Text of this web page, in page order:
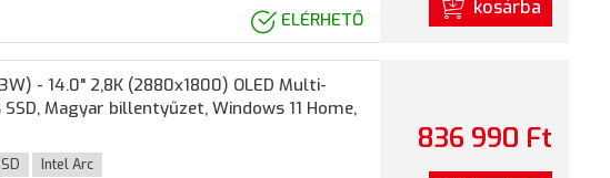
ELÉRHETŐ
kosárba
- 14.0" 2,8K (2880x1800) OLED Multi-
Magyar billentyűzet, Windows 11 Home,
Intel Arc
836 990 Ft